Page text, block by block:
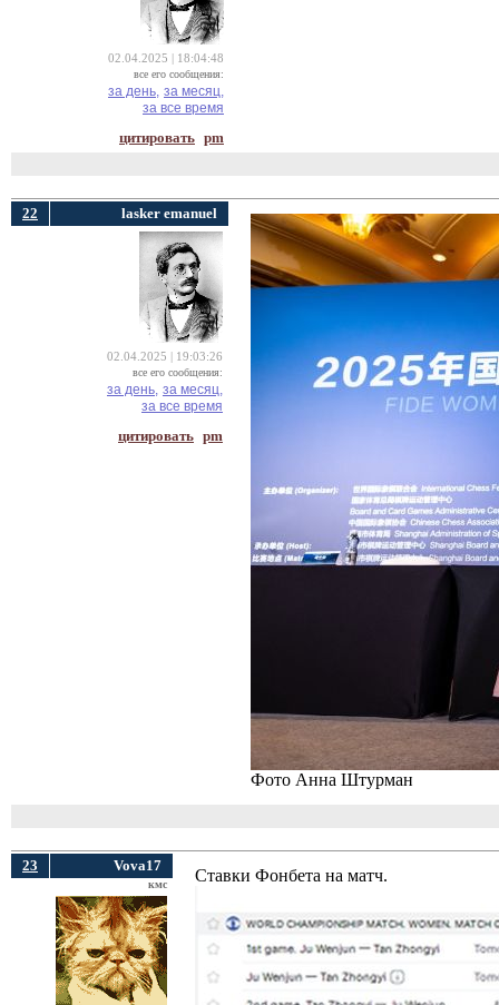
02.04.2025 | 18:04:48
все его сообщения:
за день, за месяц,
за все время
цитировать pm
22 lasker emanuel
02.04.2025 | 19:03:26
все его сообщения:
за день, за месяц,
за все время
цитировать pm
Фото Анна Штурман
23 Vova17
кмс Ставки Фонбета на матч.